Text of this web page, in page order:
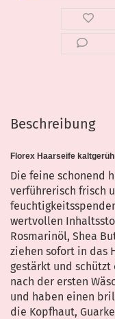
Beschreibung
Florex Haarseife
Die feine schonend
verführerisch frisch
wertvollen
Rosmarinöl, Shea
ziehen sofort in das
gestärkt und schützt
nach der ersten
und haben einen
die Kopfhaut,